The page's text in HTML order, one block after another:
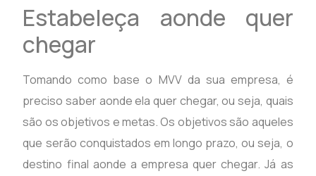
Estabeleça aonde quer
chegar
Tomando como base o MVV da sua empresa, é
preciso saber aonde ela quer chegar, ou seja, quais
são os objetivos e metas. Os objetivos são aqueles
que serão conquistados em longo prazo, ou seja, o
destino final aonde a empresa quer chegar. Já as